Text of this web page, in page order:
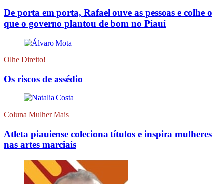
De porta em porta, Rafael ouve as pessoas e colhe o
que o governo plantou de bom no Piauí
Olhe Direito!
Os riscos de assédio
Coluna Mulher Mais
Atleta piauiense coleciona títulos e inspira mulheres
nas artes marciais